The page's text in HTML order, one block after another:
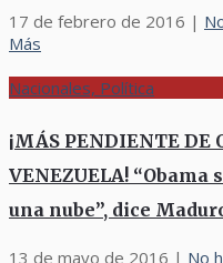
17 de febrero de 2016 |
Más
Nacionales, Política
¡MÁS PENDIENTE DE
VENEZUELA!
una nube”, dice
13 de mayo de 2016 | No